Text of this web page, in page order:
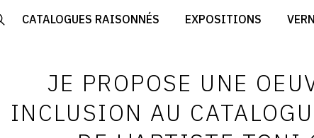
CATALOGUES RAISONNÉS EXPOSITIONS
CATALOGUES
CRÉER SON CATALOGUE
DEVENIR CONTRIBUTEUR
JE PROPOSE UNE
INCLUSION AU